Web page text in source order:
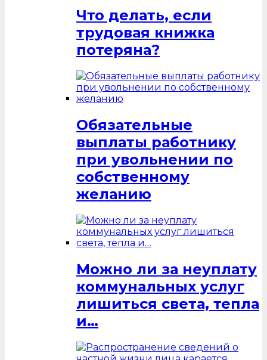
Что делать, если
трудовая книжка
потеряна?
Обязательные
выплаты работнику
при увольнении по
собственному
желанию
Можно ли за неуплату
коммунальных услуг
лишиться света, тепла
и…